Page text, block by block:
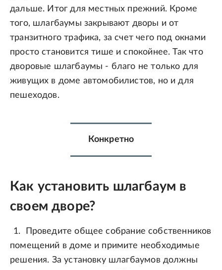
дальше. Итог для местных прежний. Кроме
того, шлагбаумы закрывают дворы и от
транзитного трафика, за счет чего под окнами
просто становится тише и спокойнее. Так что
дворовые шлагбаумы - благо не только для
живущих в доме автомобилистов, но и для
пешеходов.
Конкретно
Как установить шлагбаум в
своем дворе?
Проведите общее собрание собственников
помещений в доме и примите необходимые
решения. За установку шлагбаумов должны